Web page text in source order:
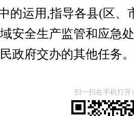
的运用,指导各县(区、
安全生产监管和应急处
政府交办的其他任务。
扫一扫在手机打开